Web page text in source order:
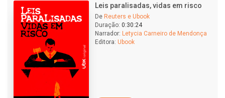
Leis paralisadas, vidas em risco
De Reuters e Ubook
Duração: 0:30:24
Narrador: Letycia Carneiro de Mendonça
Editora: Ubook